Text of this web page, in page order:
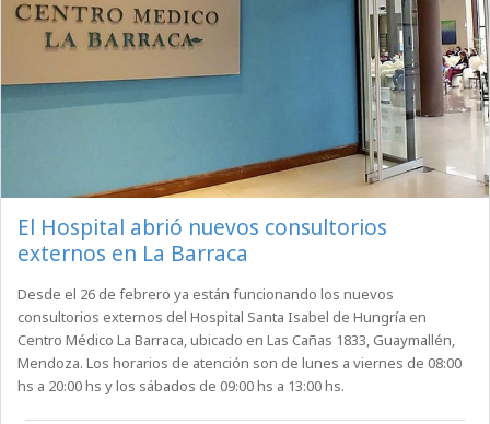
El Hospital abrió nuevos consultorios
externos en La Barraca
Desde el 26 de febrero ya están funcionando los nuevos
consultorios externos del Hospital Santa Isabel de Hungría en
Centro Médico La Barraca, ubicado en Las Cañas 1833, Guaymallén,
Mendoza. Los horarios de atención son de lunes a viernes de 08:00
hs a 20:00 hs y los sábados de 09:00 hs a 13:00 hs.